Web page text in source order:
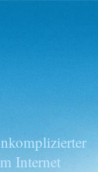
Internet